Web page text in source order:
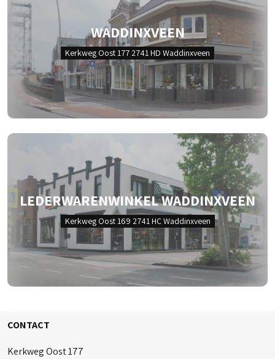
WADDINXVEEN
Kerkweg Oost 177 2741 HD Waddinxveen
LEDERWARENWINKEL WADDINXVEEN
Kerkweg Oost 169 2741 HC Waddinxveen
CONTACT
Kerkweg Oost 177